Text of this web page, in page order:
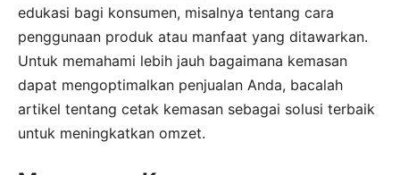
edukasi bagi konsumen, misalnya tentang cara
penggunaan produk atau manfaat yang ditawarkan.
Untuk memahami lebih jauh bagaimana kemasan
dapat mengoptimalkan penjualan Anda, bacalah
artikel tentang cetak kemasan sebagai solusi terbaik
untuk meningkatkan omzet.